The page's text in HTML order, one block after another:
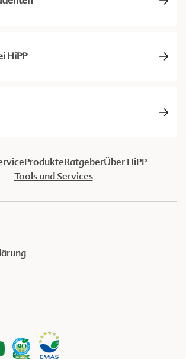
HiPP
ProdukteRatgeberÜber HiPP
Tools und Services